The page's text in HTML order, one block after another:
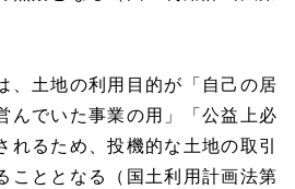
、土地の利用目的が「自己の居
んでいた事業の用」「公益上必
れるため、投機的な土地の取引
こととなる（国土利用計画法第